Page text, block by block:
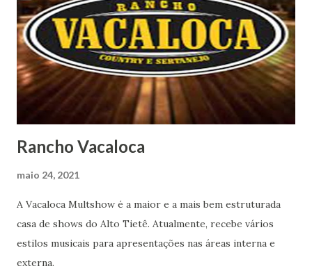
Rancho Vacaloca
maio 24, 2021
A Vacaloca Multshow é a maior e a mais bem estruturada
casa de shows do Alto Tietê. Atualmente, recebe vários
estilos musicais para apresentações nas áreas interna e
externa.